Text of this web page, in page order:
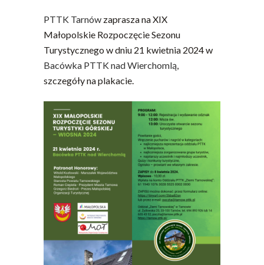
PTTK Tarnów zaprasza na XIX
Małopolskie Rozpoczęcie Sezonu
Turystycznego w dniu 21 kwietnia 2024 w
Bacówka PTTK nad Wierchomlą,
szczegóły na plakacie.